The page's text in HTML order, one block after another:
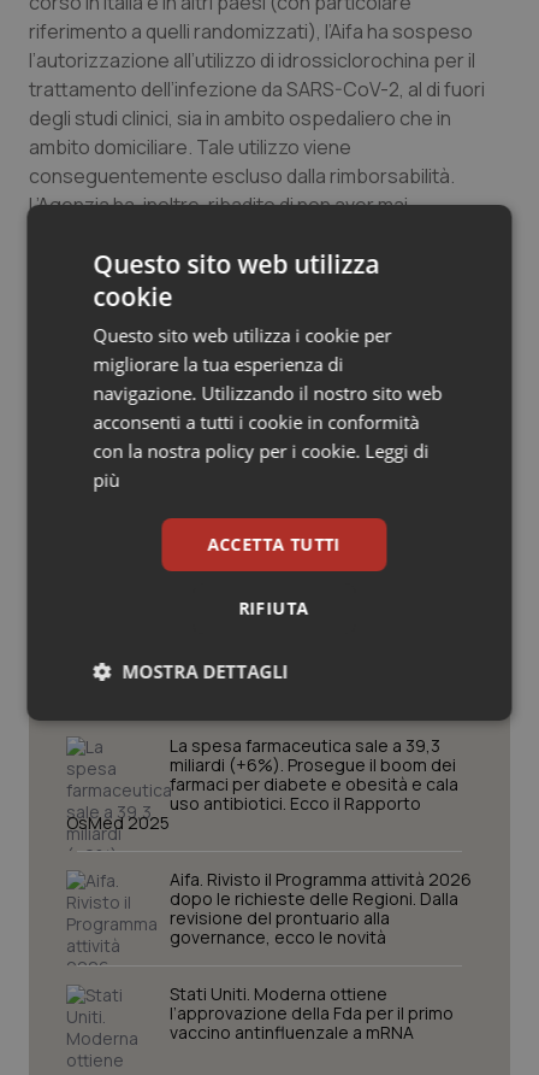
Salute orale & impianti
Sangue & coagulazione
Tiroide
Tumore ovarico
Tumori del Polmone & Testa Collo
Tumori gastrointestinali
Ulcera & Reflusso
riferimento a quelli randomizzati), l’Aifa ha sospeso
l’autorizzazione all’utilizzo di idrossiclorochina per il
trattamento dell’infezione da SARS-CoV-2, al di fuori
degli studi clinici, sia in ambito ospedaliero che in
ambito domiciliare. Tale utilizzo viene
conseguentemente escluso dalla rimborsabilità.
L’Agenzia ha, inoltre, ribadito di non aver mai
preventivo.
La medesima restrizione e l’esclusione dalla
04 Giugno 2020
© Riproduzione riservata
Scienza e Farmaci
La spesa farmaceutica sale a 39,3
miliardi (+6%). Prosegue il boom dei
farmaci per diabete e obesità e cala
uso antibiotici. Ecco il Rapporto
OsMed 2025
Aifa. Rivisto il Programma attività 2026
dopo le richieste delle Regioni. Dalla
revisione del prontuario alla
governance, ecco le novità
Stati Uniti. Moderna ottiene
l’approvazione della Fda per il primo
vaccino antinfluenzale a mRNA
Questo sito web utilizza
cookie
Questo sito web utilizza i cookie per
migliorare la tua esperienza di
navigazione. Utilizzando il nostro sito web
acconsenti a tutti i cookie in conformità
con la nostra policy per i cookie. Leggi di
più
ACCETTA TUTTI
RIFIUTA
MOSTRA DETTAGLI
Necessari Statistici Marketing
Necessari Statistici Marketing
I cookie necessari contribuiscono a rendere fruibile il
sito web abilitandone funzionalità di base quali la
protette del sito. Il sito web non è in grado di
funzionare correttamente senza questi cookie.
Nome